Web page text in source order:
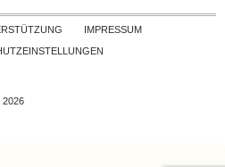
Skip to contentIMPRESSUM
2026